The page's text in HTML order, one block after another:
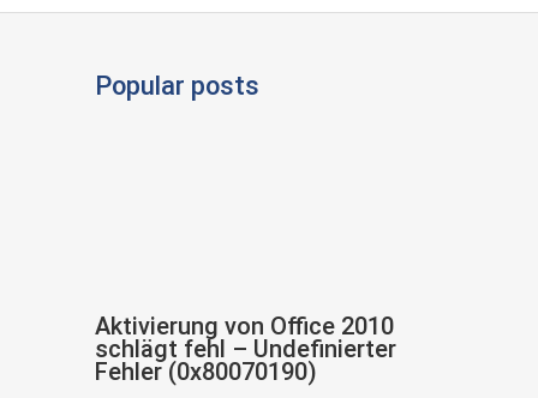
Popular posts
Aktivierung von Office 2010
schlägt fehl – Undefinierter
Fehler (0x80070190)